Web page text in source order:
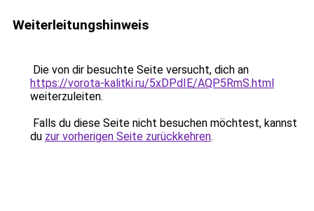
Weiterleitungshinweis
Die von dir besuchte Seite versucht, dich an
https://vorota-kalitki.ru/5xDPdIE/AQP5RmS.html
weiterzuleiten.
Falls du diese Seite nicht besuchen möchtest, kannst
du zur vorherigen Seite zurückkehren.